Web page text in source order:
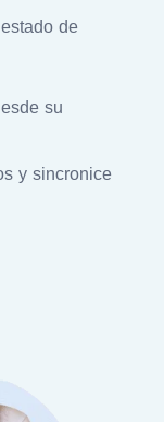
de
su
y sincronice